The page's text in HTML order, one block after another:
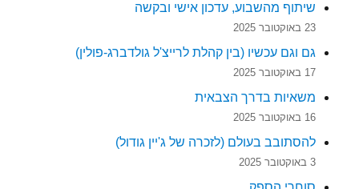
שיתוף מהשבוע, עדכון אישי ובקשה
23 באוקטובר 2025
גם וגם עכשיו (בין קהלת לרייצ'ל גולדברג-פולין)
17 באוקטובר 2025
משאיות בדרך הצבאית
16 באוקטובר 2025
להסתובב בעולם (לזכרה של ג'יין גודול)
3 באוקטובר 2025